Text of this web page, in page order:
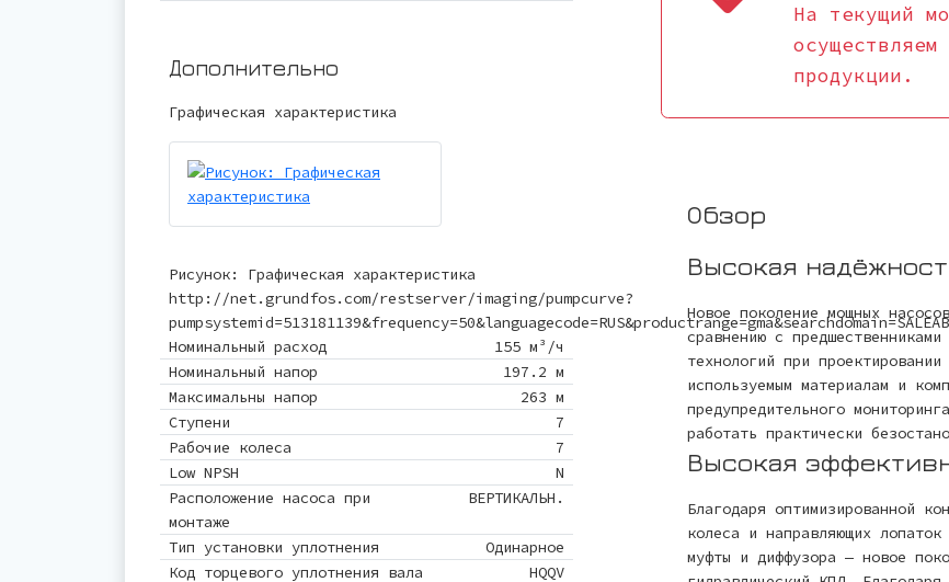
Дополнительно
Графическая характеристика
Рисунок: Графическая характеристика
http://net.grundfos.com/restserver/imaging/pumpcurve?
Номинальный расход
155 м³/ч
Номинальный напор
197.2 м
Максимальны напор
263 м
Ступени
7
Рабочие колеса
7
Low NPSH
N
Расположение насоса при
монтаже
ВЕРТИКАЛЬН.
Тип установки уплотнения
Одинарное
Код торцевого уплотнения вала
HQQV
На текущий
продукции.
Обзор
Высокая
Новое поколение мощных
сравнению с
технологий при
используемым материалам и
предупредительного
работать практически
Высокая
Благодаря оптимизированной
колеса и направляющих
муфты и диффузора — новое